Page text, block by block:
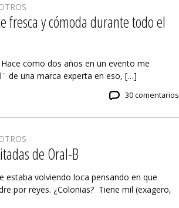
fresca y cómoda durante todo el
como dos años en un evento me
de una marca experta en eso, […]
30 comentarios
de Oral-B
estaba volviendo loca pensando en que
por reyes. ¿Colonias? Tiene mil (exagero,